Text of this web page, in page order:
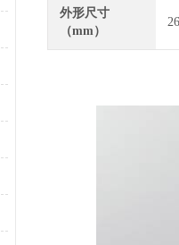
外形尺寸
（mm）